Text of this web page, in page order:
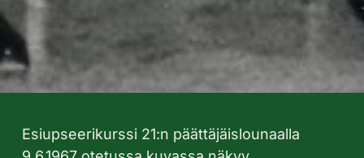
Esiupseerikurssi 21:n päättäjäislounaalla